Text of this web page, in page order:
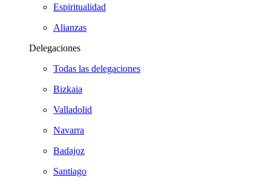
Espiritualidad
Alianzas
Delegaciones
Todas las delegaciones
Bizkaia
Valladolid
Navarra
Badajoz
Santiago